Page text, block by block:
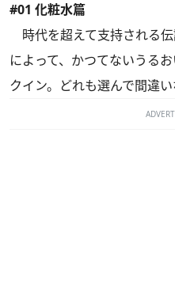
#01 化粧水篇
時代を超えて支持される
によって、かつてないうる
クイン。どれも選んで間違